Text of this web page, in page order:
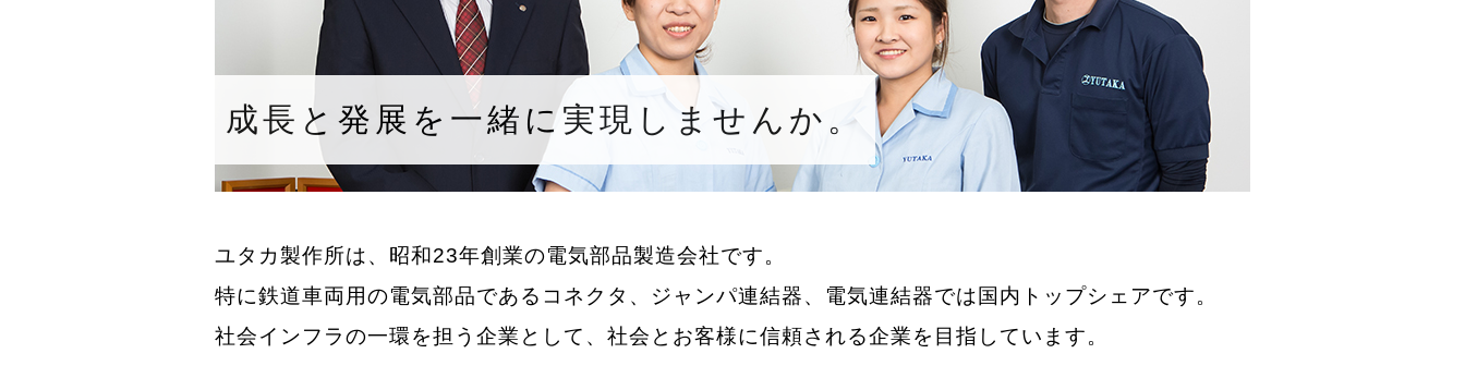
成長と発展を一緒に実現しませんか。
ユタカ製作所は、昭和23年創業の電気部品製造会社です。
特に鉄道車両用の電気部品であるコネクタ、ジャンパ連結器、電気連結器では国内トップシェアです。
社会インフラの一環を担う企業として、社会とお客様に信頼される企業を目指しています。